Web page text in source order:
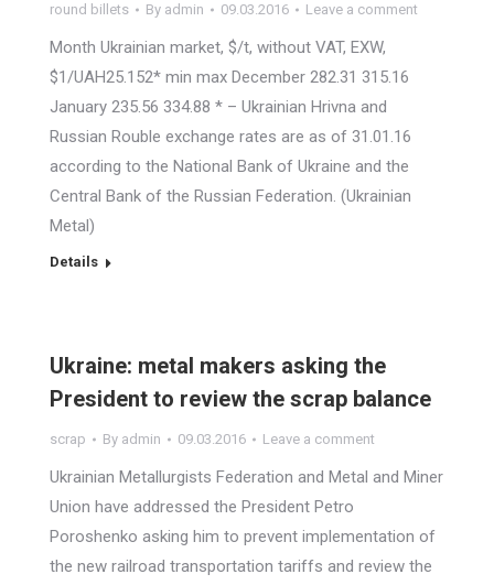
round billets By admin 09.03.2016 Leave a comment
Month Ukrainian market, $/t, without VAT, EXW,
$1/UAH25.152* min max December 282.31 315.16
January 235.56 334.88 * – Ukrainian Hrivna and
Russian Rouble exchange rates are as of 31.01.16
according to the National Bank of Ukraine and the
Central Bank of the Russian Federation. (Ukrainian
Metal)
Details
Ukraine: metal makers asking the
President to review the scrap balance
scrap By admin 09.03.2016 Leave a comment
Ukrainian Metallurgists Federation and Metal and Miner
Union have addressed the President Petro
Poroshenko asking him to prevent implementation of
the new railroad transportation tariffs and review the